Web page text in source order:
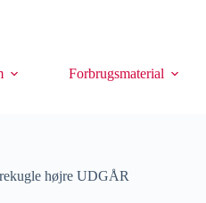
Forbrugsmaterial
højre UDGÅR